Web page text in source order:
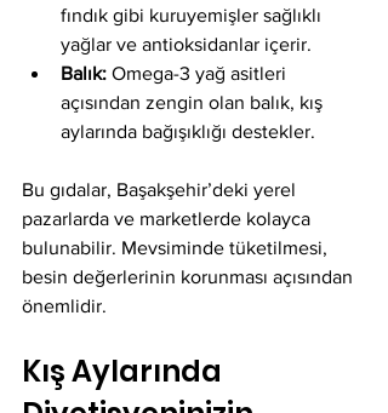
fındık gibi kuruyemişler sağlıklı
yağlar ve antioksidanlar içerir.
Balık: Omega-3 yağ asitleri
açısından zengin olan balık, kış
aylarında bağışıklığı destekler.
Bu gıdalar, Başakşehir’deki yerel
pazarlarda ve marketlerde kolayca
bulunabilir. Mevsiminde tüketilmesi,
besin değerlerinin korunması açısından
önemlidir.
Kış Aylarında